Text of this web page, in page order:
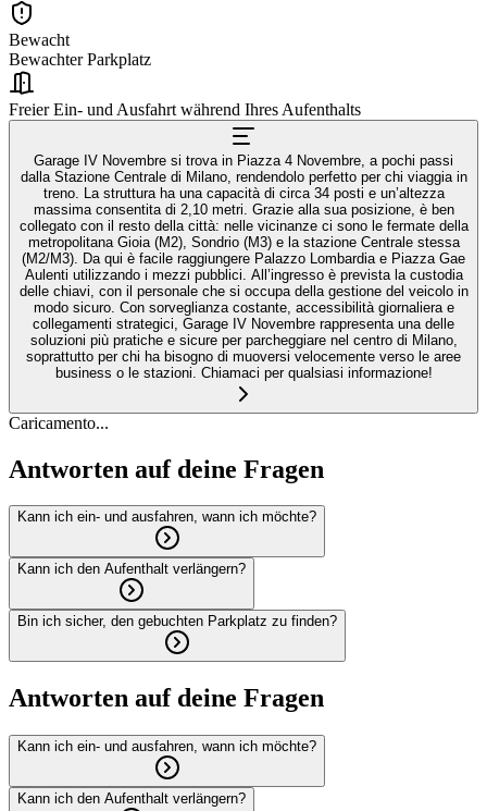
Bewacht
Bewachter Parkplatz
Freier Ein- und Ausfahrt während Ihres Aufenthalts
Garage IV Novembre si trova in Piazza 4 Novembre, a pochi passi
dalla Stazione Centrale di Milano, rendendolo perfetto per chi viaggia in
treno. La struttura ha una capacità di circa 34 posti e un’altezza
massima consentita di 2,10 metri. Grazie alla sua posizione, è ben
collegato con il resto della città: nelle vicinanze ci sono le fermate della
metropolitana Gioia (M2), Sondrio (M3) e la stazione Centrale stessa
(M2/M3). Da qui è facile raggiungere Palazzo Lombardia e Piazza Gae
Aulenti utilizzando i mezzi pubblici. All’ingresso è prevista la custodia
delle chiavi, con il personale che si occupa della gestione del veicolo in
modo sicuro. Con sorveglianza costante, accessibilità giornaliera e
collegamenti strategici, Garage IV Novembre rappresenta una delle
soluzioni più pratiche e sicure per parcheggiare nel centro di Milano,
soprattutto per chi ha bisogno di muoversi velocemente verso le aree
business o le stazioni. Chiamaci per qualsiasi informazione!
Caricamento...
Antworten auf deine Fragen
Kann ich ein- und ausfahren, wann ich möchte?
Kann ich den Aufenthalt verlängern?
Bin ich sicher, den gebuchten Parkplatz zu finden?
Antworten auf deine Fragen
Kann ich ein- und ausfahren, wann ich möchte?
Kann ich den Aufenthalt verlängern?